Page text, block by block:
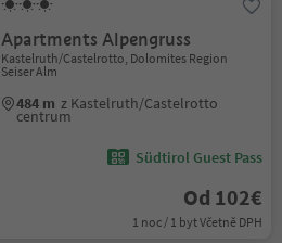
Apartments Alpengruss
Kastelruth/Castelrotto, Dolomites Region
Seiser Alm
484 m z Kastelruth/Castelrotto
centrum
Südtirol Guest Pass
Od 102€
1 noc / 1 byt Včetně DPH